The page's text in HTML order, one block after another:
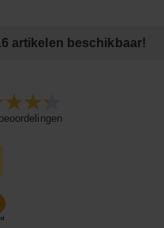
artikelen beschikbaar!
beoordelingen